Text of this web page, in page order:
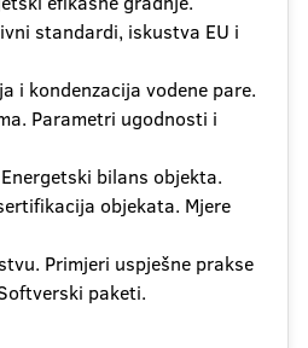
standardi, iskustva EU i
i kondenzacija vodene pare.
Parametri ugodnosti i
bilans objekta.
objekata. Mjere
Primjeri uspješne prakse
paketi.